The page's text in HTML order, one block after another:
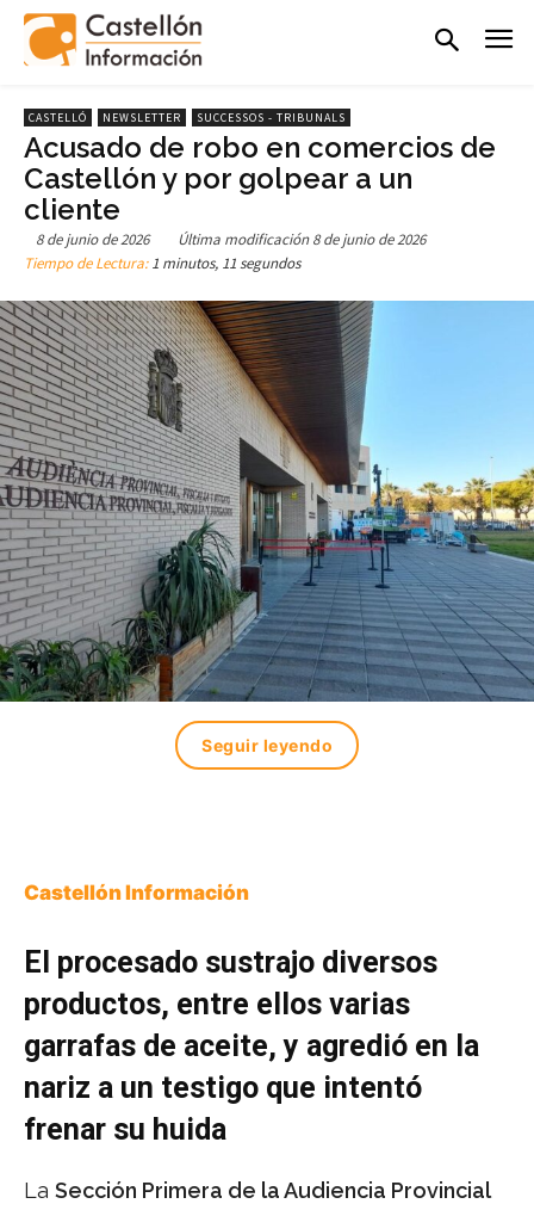
CASTELLÓ NEWSLETTER SUCCESSOS - TRIBUNALS
Acusado de robo en comercios de
Castellón y por golpear a un
cliente
8 de junio de 2026 Última modificación 8 de junio de 2026
Tiempo de Lectura:1 minutos, 11 segundos
Seguir leyendo
Castellón Información
El procesado sustrajo diversos
productos, entre ellos varias
garrafas de aceite, y agredió en la
nariz a un testigo que intentó
frenar su huida
La Sección Primera de la Audiencia Provincial